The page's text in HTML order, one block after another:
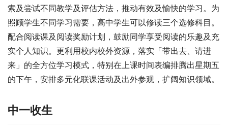
索及尝试不同教学及评估方法，推动有效及愉快的学习。为
照顾学生不同学习需要，高中学生可以修读三个选修科目。
配合阅读课及阅读奖励计划，鼓励同学享受阅读的乐趣及充
实个人知识。更利用校内校外资源，落实「带出去、请进
来」的全方位学习模式，特别在上课时间表编排腾出星期五
的下午，安排多元化联课活动及出外参观，扩阔知识领域。
中一收生